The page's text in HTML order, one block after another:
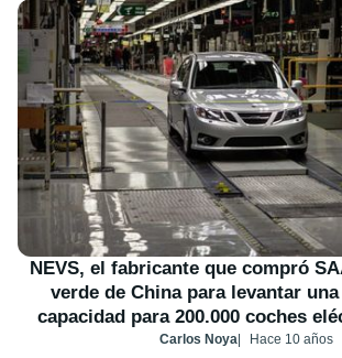
NEVS, el fabricante que compró
verde de China para levantar
capacidad para 200.000 coches
Carlos Noya Hace 10 años